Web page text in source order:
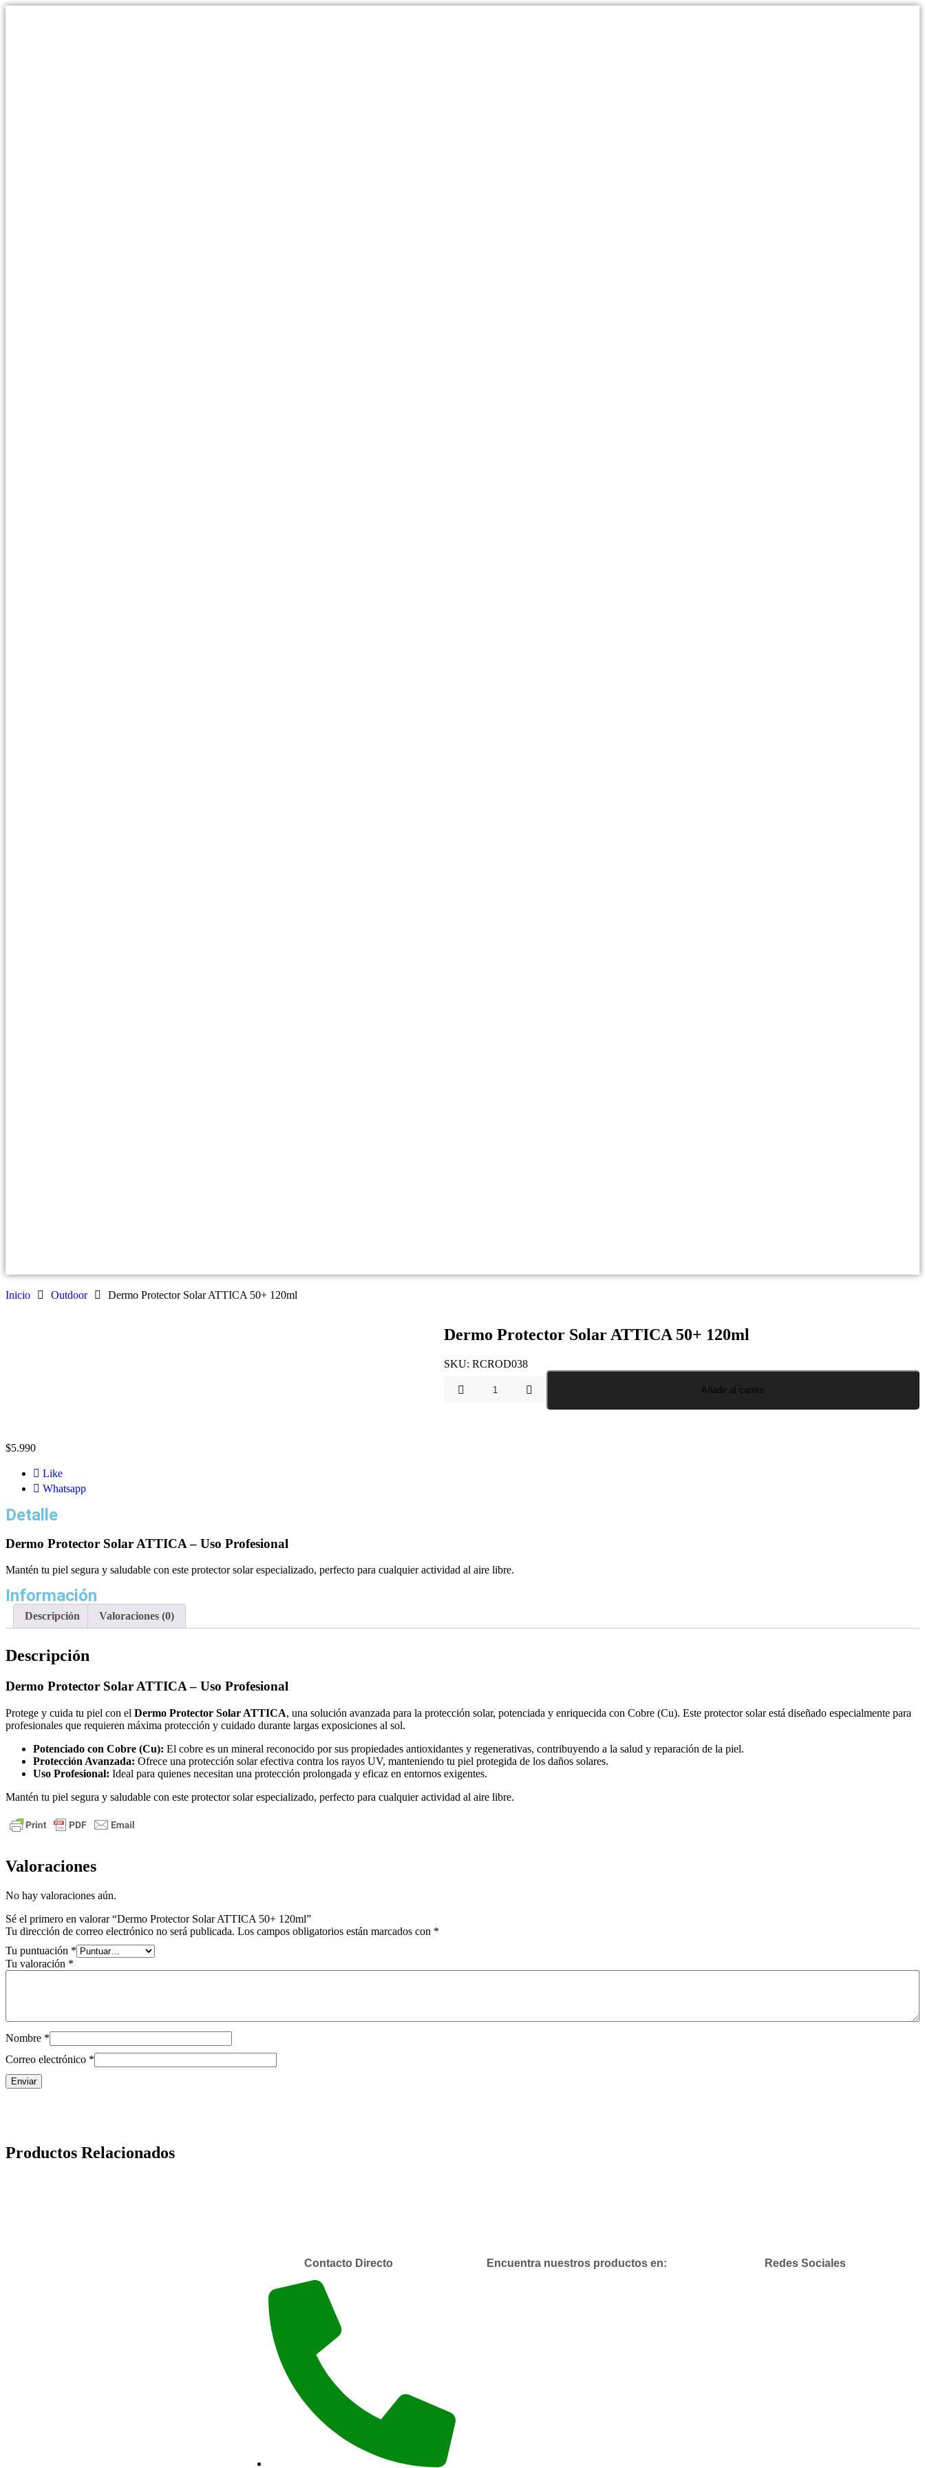
Inicio Outdoor Dermo Protector Solar ATTICA 50+ 120ml
Dermo Protector Solar ATTICA 50+ 120ml
SKU: RCROD038
Añadir al carrito
$5.990
Like
Whatsapp
Detalle
Dermo Protector Solar ATTICA – Uso Profesional
Mantén tu piel segura y saludable con este protector solar especializado, perfecto para cualquier actividad al aire libre.
Información
Descripción Valoraciones (0)
Descripción
Dermo Protector Solar ATTICA – Uso Profesional
Protege y cuida tu piel con el Dermo Protector Solar ATTICA, una solución avanzada para la protección solar, potenciada y enriquecida con Cobre (Cu). Este protector solar está diseñado especialmente para
profesionales que requieren máxima protección y cuidado durante largas exposiciones al sol.
Potenciado con Cobre (Cu): El cobre es un mineral reconocido por sus propiedades antioxidantes y regenerativas, contribuyendo a la salud y reparación de la piel.
Protección Avanzada: Ofrece una protección solar efectiva contra los rayos UV, manteniendo tu piel protegida de los daños solares.
Uso Profesional: Ideal para quienes necesitan una protección prolongada y eficaz en entornos exigentes.
Mantén tu piel segura y saludable con este protector solar especializado, perfecto para cualquier actividad al aire libre.
Valoraciones
No hay valoraciones aún.
Sé el primero en valorar “Dermo Protector Solar ATTICA 50+ 120ml”
Tu dirección de correo electrónico no será publicada. Los campos obligatorios están marcados con *
Tu puntuación *
Tu valoración *
Nombre *
Correo electrónico *
Productos Relacionados
Contacto Directo Encuentra nuestros productos en: Redes Sociales